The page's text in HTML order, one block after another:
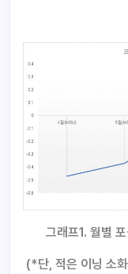
그래프1. 월별
(*단, 적은 이닝 소